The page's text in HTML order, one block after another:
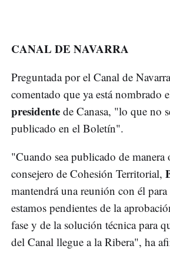
CANAL DE NAVARRA
Preguntada por el Canal de
comentado que ya está nombrado
presidente de Canasa, "lo que no
publicado en el Boletín".
"Cuando sea publicado de
consejero de Cohesión Territorial,
mantendrá una reunión con él para
estamos pendientes de la
fase y de la solución técnica para
del Canal llegue a la Ribera", ha